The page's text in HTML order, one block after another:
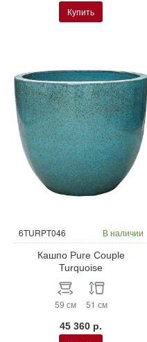
Купить
6TURPT046 В наличии
Кашпо Pure Couple
Turquoise
59 см 51 см
45 360 р.